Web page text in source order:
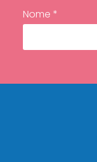
Nome *